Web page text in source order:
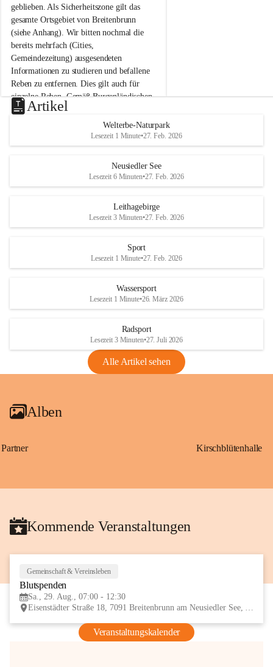
r
u
n
n
a
m
N
e
u
s
d
S
geblieben. Als Sicherheitszone gilt das
gesamte Ortsgebiet von Breitenbrunn
(siehe Anhang). Wir bitten nochmal die
bereits mehrfach (Cities,
Gemeindezeitung) ausgesendeten
Informationen zu studieren und befallene
Reben zu entfernen. Dies gilt auch für
einzelne Reben. Gemäß Burgenländischen
Weinbaugesetz sind nicht gepflegte oder
unzulässige Weingärten zu roden! Bitte
helfen wir zusammen um unsere Winzer
vor den prognostizierten Ernteausfällen
und den daraus folgenden wirtschaftlichen
Maßnahmen zur Bekämpfung
Rebe und der Amerikanischen
Anhang VBl. EU Nr. 18
1 Seite•1,4 MB
VBl. EU Nr. 18_2026
u
e
d
r
S
Artikel
Welterbe-Naturpark
Lesezeit 1 Minute•27. Feb. 2026
Neusiedler See
Lesezeit 6 Minuten•27. Feb. 2026
Leithagebirge
Lesezeit 3 Minuten•27. Feb. 2026
Sport
Lesezeit 1 Minute•27. Feb. 2026
Wassersport
Lesezeit 1 Minute•26. März 2026
Radsport
Lesezeit 3 Minuten•27. Juli 2026
Alle Artikel sehen
Alben
Partner Kirschblütenhalle
Kommende Veranstaltungen
Gemeinschaft & Vereinsleben
Blutspenden
Sa., 29. Aug., 07:00 - 12:30
Eisenstädter Straße 18, 7091 Breitenbrunn am Neusiedler See, AUT
Veranstaltungskalender